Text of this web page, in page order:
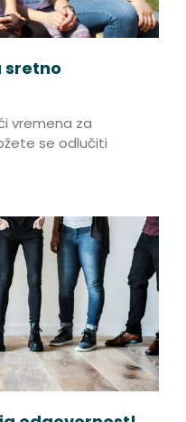
sretno
vremena za
se odlučiti